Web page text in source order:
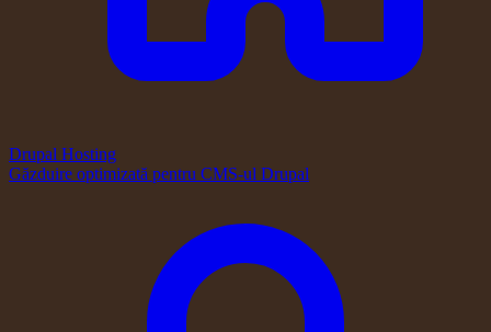
Drupal Hosting
Găzduire optimizată pentru CMS-ul Drupal